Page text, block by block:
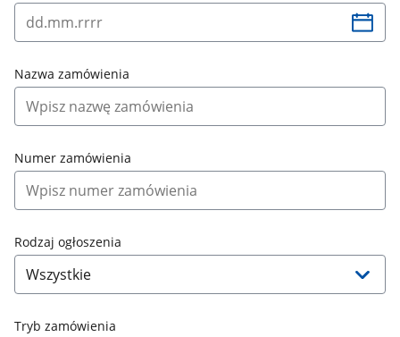
Nazwa zamówienia
Numer zamówienia
Rodzaj ogłoszenia
Tryb zamówienia